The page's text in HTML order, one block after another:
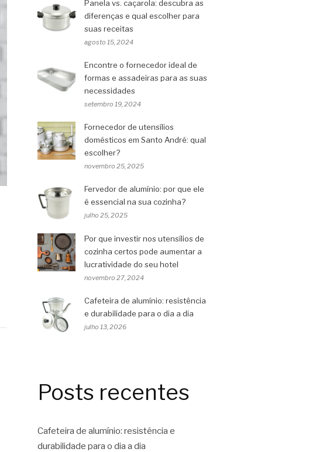
Panela vs. caçarola: descubra as
diferenças e qual escolher para
suas receitas
agosto 15, 2024
Encontre o fornecedor ideal de
formas e assadeiras para as suas
necessidades
setembro 19, 2024
Fornecedor de utensílios
domésticos em Santo André: qual
escolher?
novembro 25, 2025
Fervedor de alumínio: por que ele
é essencial na sua cozinha?
julho 25, 2025
Por que investir nos utensílios de
cozinha certos pode aumentar a
lucratividade do seu hotel
novembro 27, 2024
Cafeteira de alumínio: resistência
e durabilidade para o dia a dia
julho 13, 2026
Posts recentes
Cafeteira de alumínio: resistência e
durabilidade para o dia a dia